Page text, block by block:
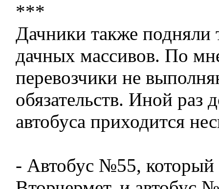
***
Дачники также подняли
дачных массивов. По
перевозчики не
обязательств. Иной раз
автобуса приходится
- Автобус №55, который